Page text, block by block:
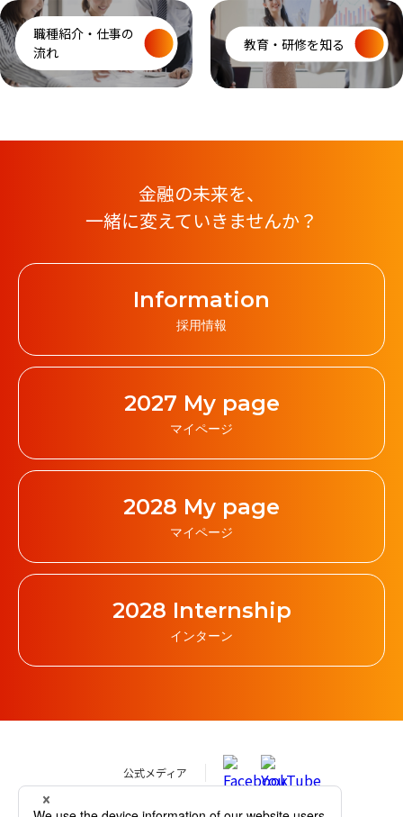
職種紹介・仕事の
流れ
教育・研修を知る
金融の未来を、
一緒に変えていきませんか？
Information
採用情報
2027 My page
マイページ
2028 My page
マイページ
2028 Internship
インターン
公式メディア